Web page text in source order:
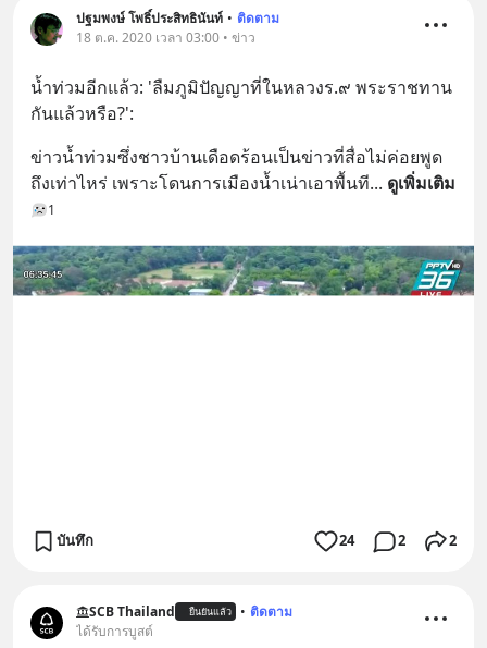
ปฐมพงษ์ โพธิ์ประสิทธินันท์ • ติดตาม
18 ต.ค. 2020 เวลา 03:00 • ข่าว
น้ำท่วมอีกแล้ว: 'ลืมภูมิปัญญาที่ในหลวงร.๙ พระราชทาน
กันแล้วหรือ?':
ข่าวน้ำท่วมซึ่งชาวบ้านเดือดร้อนเป็นข่าวที่สื่อไม่ค่อยพูด
ถึงเท่าไหร่ เพราะโดนการเมืองน้ำเน่าเอาพื้นที... ดูเพิ่มเติม
1
บันทึก 24 2 2
SCB Thailand ยืนยันแล้ว • ติดตาม
ได้รับการบูสต์